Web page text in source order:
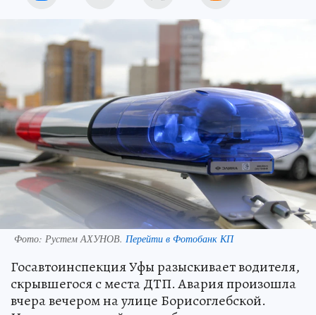
Фото: Рустем АХУНОВ. Перейти в Фотобанк КП
Госавтоинспекция Уфы разыскивает водителя,
скрывшегося с места ДТП. Авария произошла
вчера вечером на улице Борисоглебской.